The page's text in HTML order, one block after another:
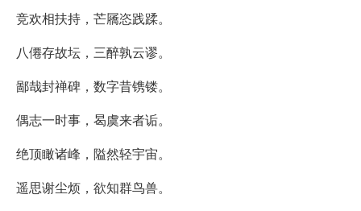
竞欢相扶持，芒屩恣践蹂。
八僊存故坛，三醉孰云谬。
鄙哉封禅碑，数字昔镌镂。
偶志一时事，曷虞来者诟。
绝顶瞰诸峰，隘然轻宇宙。
遥思谢尘烦，欲知群鸟兽。